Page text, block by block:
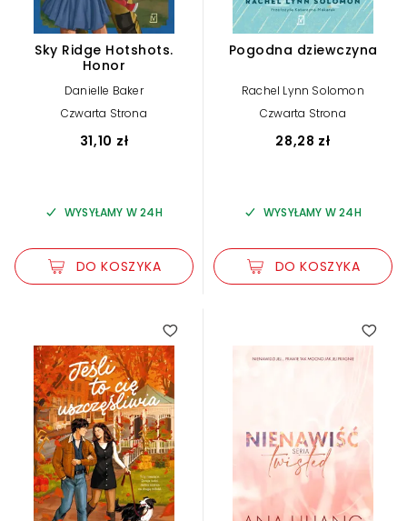
Sky Ridge Hotshots.
Honor
Danielle Baker
Czwarta Strona
31,10 zł
WYSYŁAMY W 24H
DO KOSZYKA
Pogodna dziewczyna
Rachel Lynn Solomon
Czwarta Strona
28,28 zł
WYSYŁAMY W 24H
DO KOSZYKA
4.00